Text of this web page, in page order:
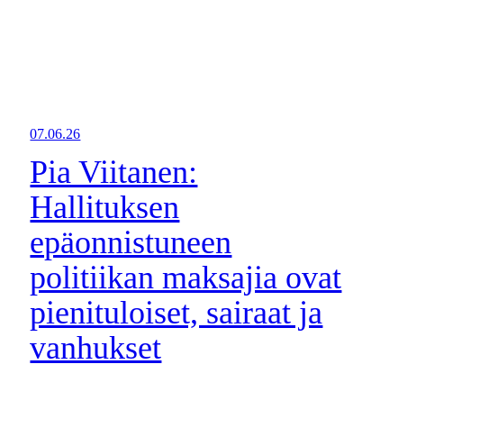
07.06.26
Pia Viitanen:
Hallituksen
epäonnistuneen
politiikan maksajia ovat
pienituloiset, sairaat ja
vanhukset